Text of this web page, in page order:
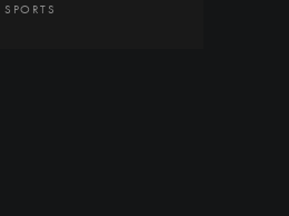
SPORTS